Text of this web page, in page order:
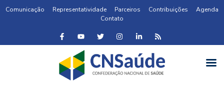
Comunicação Representatividade Parceiros Contribuições
Agenda
Contato